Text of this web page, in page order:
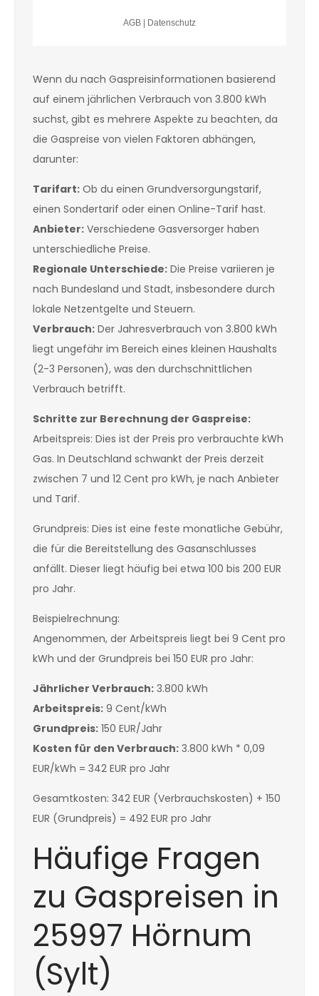
Wenn du nach Gaspreisinformationen basierend
auf einem jährlichen Verbrauch von 3.800 kWh
suchst, gibt es mehrere Aspekte zu beachten, da
die Gaspreise von vielen Faktoren abhängen,
darunter:
Tarifart: Ob du einen Grundversorgungstarif,
einen Sondertarif oder einen Online-Tarif hast.
Anbieter: Verschiedene Gasversorger haben
unterschiedliche Preise.
Regionale Unterschiede: Die Preise variieren je
nach Bundesland und Stadt, insbesondere durch
lokale Netzentgelte und Steuern.
Verbrauch: Der Jahresverbrauch von 3.800 kWh
liegt ungefähr im Bereich eines kleinen Haushalts
(2-3 Personen), was den durchschnittlichen
Verbrauch betrifft.
Schritte zur Berechnung der Gaspreise:
Arbeitspreis: Dies ist der Preis pro verbrauchte kWh
Gas. In Deutschland schwankt der Preis derzeit
zwischen 7 und 12 Cent pro kWh, je nach Anbieter
und Tarif.
Grundpreis: Dies ist eine feste monatliche Gebühr,
die für die Bereitstellung des Gasanschlusses
anfällt. Dieser liegt häufig bei etwa 100 bis 200 EUR
pro Jahr.
Beispielrechnung:
Angenommen, der Arbeitspreis liegt bei 9 Cent pro
kWh und der Grundpreis bei 150 EUR pro Jahr:
Jährlicher Verbrauch: 3.800 kWh
Arbeitspreis: 9 Cent/kWh
Grundpreis: 150 EUR/Jahr
Kosten für den Verbrauch: 3.800 kWh * 0,09
EUR/kWh = 342 EUR pro Jahr
Gesamtkosten: 342 EUR (Verbrauchskosten) + 150
EUR (Grundpreis) = 492 EUR pro Jahr
Häufige Fragen
zu Gaspreisen in
25997 Hörnum
(Sylt)